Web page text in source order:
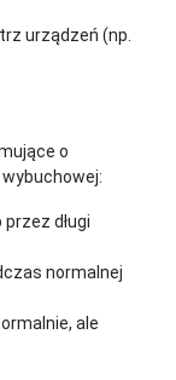
urządzeń (np.
o
długi
normalnej
ale